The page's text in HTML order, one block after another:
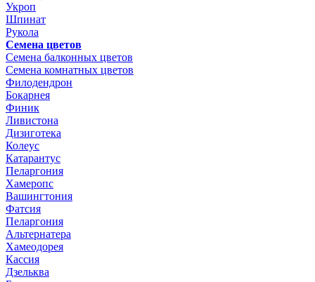
Укроп
Шпинат
Рукола
Семена цветов
Семена балконных цветов
Семена комнатных цветов
Филодендрон
Бокарнея
Финик
Ливистона
Дизиготека
Колеус
Катарантус
Пеларгония
Хамеропс
Вашингтония
Фатсия
Пеларгония
Альтернатера
Хамеодорея
Кассия
Дзельква